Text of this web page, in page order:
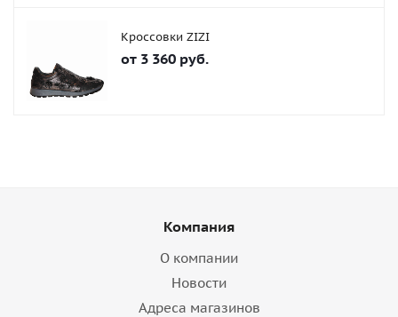
Кроссовки ZIZI
от 3 360 руб.
Компания
О компании
Новости
Адреса магазинов